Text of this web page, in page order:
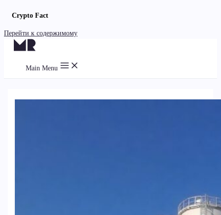
Crypto Fact
Перейти к содержимому
Main Menu